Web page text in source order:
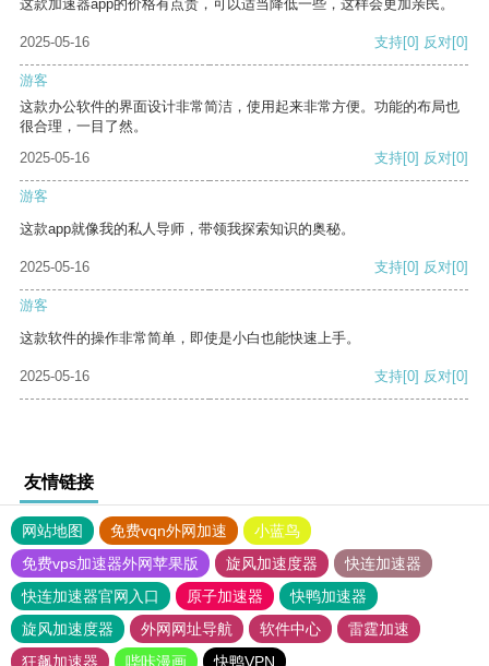
这款加速器app的价格有点贵，可以适当降低一些，这样会更加亲民。
2025-05-16 支持[0] 反对[0]
游客
这款办公软件的界面设计非常简洁，使用起来非常方便。功能的布局也
很合理，一目了然。
2025-05-16
支持[0] 反对[0]
游客
这款app就像我的私人导师，带领我探索知识的奥秘。
2025-05-16 支持[0] 反对[0]
游客
这款软件的操作非常简单，即使是小白也能快速上手。
2025-05-16 支持[0] 反对[0]
友情链接
网站地图 免费vqn外网加速
小蓝鸟
免费vps加速器外网苹果版
旋风加速度器
快连加速器
快连加速器官网入口
原子加速器
快鸭加速器
旋风加速度器
外网网址导航 软件中心
雷霆加速
狂飙加速器
哔咔漫画 快鸭VPN